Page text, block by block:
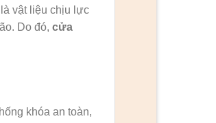
vật liệu chịu lực
Do đó, cửa
khóa an toàn,